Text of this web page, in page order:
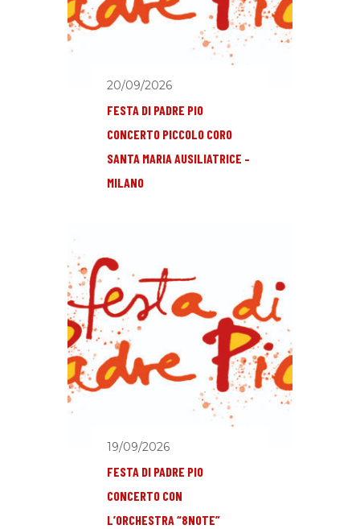
20/09/2026
FESTA DI PADRE PIO
CONCERTO PICCOLO CORO
SANTA MARIA AUSILIATRICE –
MILANO
19/09/2026
FESTA DI PADRE PIO
CONCERTO CON
L’ORCHESTRA “8NOTE”